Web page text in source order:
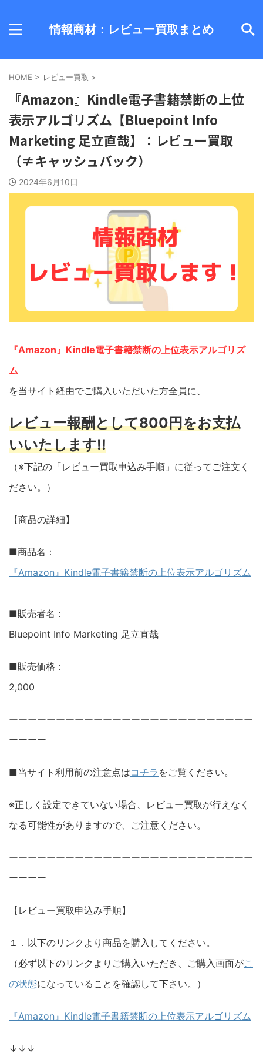
情報商材：レビュー買取まとめ
HOME > レビュー買取 >
『Amazon』Kindle電子書籍禁断の上位
表示アルゴリズム【Bluepoint Info
Marketing 足立直哉】：レビュー買取
（≠キャッシュバック）
2024年6月10日
『Amazon』Kindle電子書籍禁断の上位表示アルゴリズ
ム
を当サイト経由でご購入いただいた方全員に、
レビュー報酬として800円をお支払
いいたします!!
（※下記の「レビュー買取申込み手順」に従ってご注文く
ださい。）
【商品の詳細】
■商品名：
『Amazon』Kindle電子書籍禁断の上位表示アルゴリズム
■販売者名：
Bluepoint Info Marketing 足立直哉
■販売価格：
2,000
ーーーーーーーーーーーーーーーーーーーーーーーーーー
ーーーー
■当サイト利用前の注意点はコチラ をご覧ください。
※正しく設定できていない場合、レビュー買取が行えなく
なる可能性がありますので、ご注意ください。
ーーーーーーーーーーーーーーーーーーーーーーーーーー
ーーーー
【レビュー買取申込み手順】
１．以下のリンクより商品を購入してください。
（必ず以下のリンクよりご購入いただき、ご購入画面がこ
の状態になっていることを確認して下さい。）
『Amazon』Kindle電子書籍禁断の上位表示アルゴリズム
↓↓↓